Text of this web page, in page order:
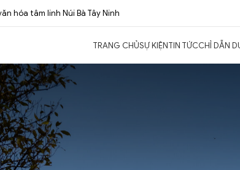
hóa tâm linh Núi Bà Tây Ninh
TRANG CHỦSỰ KIỆNTIN TỨCCHỈ DẪN